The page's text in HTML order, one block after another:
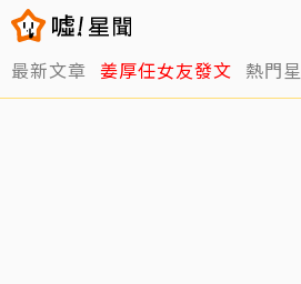
最新文章 姜厚任女友發文 熱門